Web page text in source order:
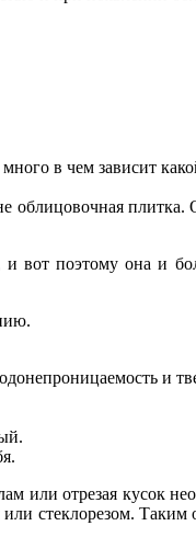
в чем зависит
облицовочная плитка.
вот поэтому она и
и
или отрезая кусок
стеклорезом. Таким